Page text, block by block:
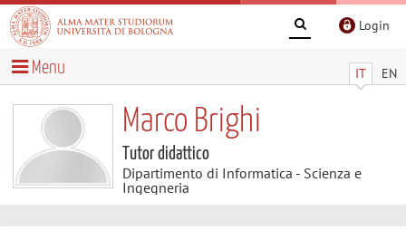
Login
IT EN
Menu
Marco Brighi
Tutor didattico
Dipartimento di Informatica - Scienza e
Ingegneria